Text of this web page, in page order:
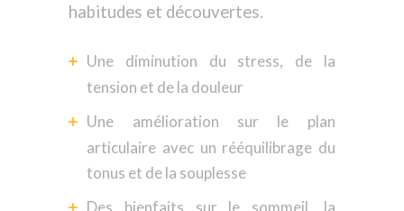
habitudes et découvertes.
Une diminution du stress, de la
tension et de la douleur
Une amélioration sur le plan
articulaire avec un rééquilibrage du
tonus et de la souplesse
Des bienfaits sur le sommeil, la